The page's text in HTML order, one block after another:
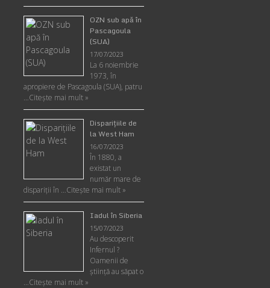
OZN sub apă în
Pascagoula
(SUA)
17/07/2023
La 6 noiembrie
1973, în
apropiere de Pascagoula (SUA), patru
…Citește mai mult »
Disparițiile de
la West Ham
16/07/2023
În 1880, a
existat un
număr mare de
dispariții în …Citește mai mult »
Iadul în Siberia
15/07/2023
Au descoperit
Infernul ?
Oamenii de
ştiinţă au săpat o
…Citește mai mult »